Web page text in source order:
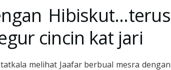
Hibiskut…terus
cincin kat jari
melihat Jaafar berbual mesra dengan